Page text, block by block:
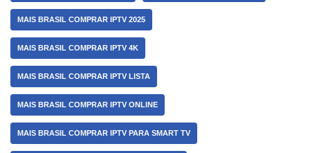
MAIS BRASIL COMPRAR IPTV 2025
MAIS BRASIL COMPRAR IPTV 4K
MAIS BRASIL COMPRAR IPTV LISTA
MAIS BRASIL COMPRAR IPTV ONLINE
MAIS BRASIL COMPRAR IPTV PARA SMART TV